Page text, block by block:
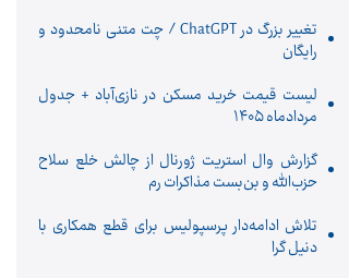
تغییر بزرگ در ChatGPT / چت متنی نامحدود و
رایگان
لیست قیمت خرید مسکن در نازی‌آباد + جدول
مردادماه ۱۴۰۵
گزارش وال استریت ژورنال از چالش خلع سلاح
حزب‌الله و بن‌بست مذاکرات رم
تلاش ادامه‌دار پرسپولیس برای قطع همکاری با
دنیل گرا